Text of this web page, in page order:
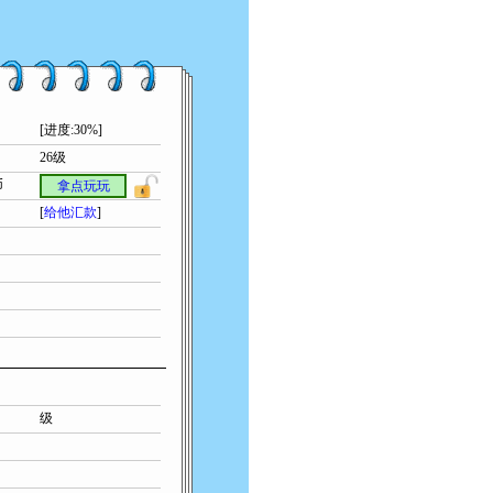
[进度:30%]
26级
拿点玩玩
[给他汇款]
级